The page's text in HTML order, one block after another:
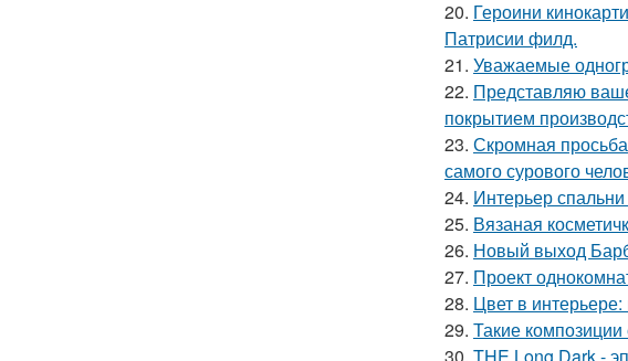
20. Героини
Патрисии филд.
21. Уважаемые
22. Представляю
покрытием
23. Скромная
самого сурового
24. Интерьер
25. Вязаная
26. Новый выход
27. Проект
28. Цвет в интерьере:
29. Такие